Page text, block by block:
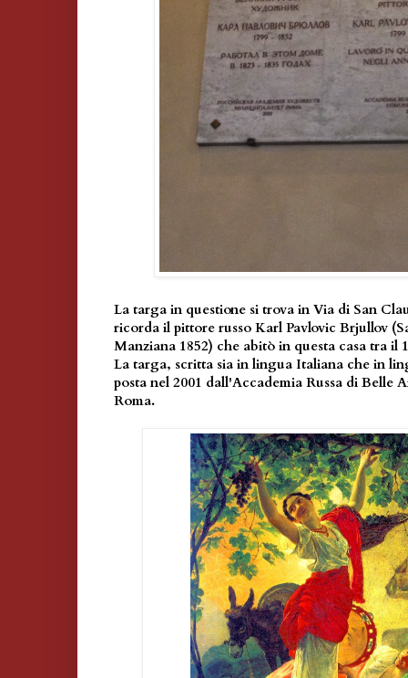
La targa in questione si trova in Via di San
ricorda il pittore russo Karl Pavlovic Brjullov
Manziana 1852) che abitò in questa casa tra il
La targa, scritta sia in lingua Italiana che in
posta nel 2001 dall'Accademia Russa di Belle
Roma.